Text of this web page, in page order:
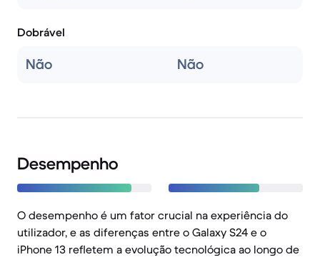
Dobrável
Não Não
Desempenho
O desempenho é um fator crucial na experiência do
utilizador, e as diferenças entre o Galaxy S24 e o
iPhone 13 refletem a evolução tecnológica ao longo de